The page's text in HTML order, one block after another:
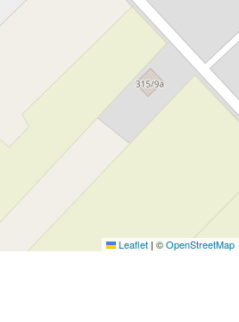
Leaflet | ©OpenStreetMap